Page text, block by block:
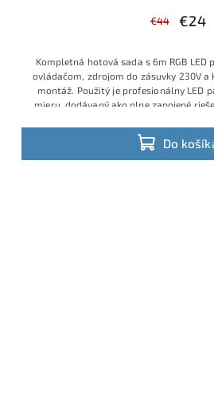
€44 €24
Do
Kompletná hotová sada s 6m RGB LED
ovládačom, zdrojom do zásuvky 230V
montáž. Použitý je profesionálny LED
mieru, dodávaný ako plne zapojené
príslušenstva. Ide o obľúbený model s
ceny, výkonu a praktickosti, ktorý je v
množstve a patrí medzi vyhľadávané